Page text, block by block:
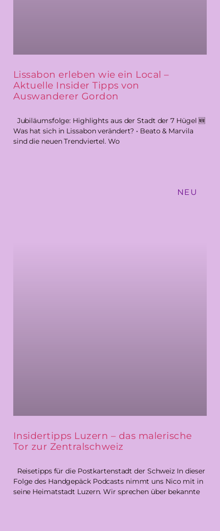
Lissabon erleben wie ein Local –
Aktuelle Insider Tipps von
Auswanderer Gordon
Jubiläumsfolge: Highlights aus der Stadt der 7 Hügel 🆕
Was hat sich in Lissabon verändert? • Beato & Marvila
sind die neuen Trendviertel. Wo
NEU
Insidertipps Luzern – das malerische
Tor zur Zentralschweiz
Reisetipps für die Postkartenstadt der Schweiz In dieser
Folge des Handgepäck Podcasts nimmt uns Nico mit in
seine Heimatstadt Luzern. Wir sprechen über bekannte